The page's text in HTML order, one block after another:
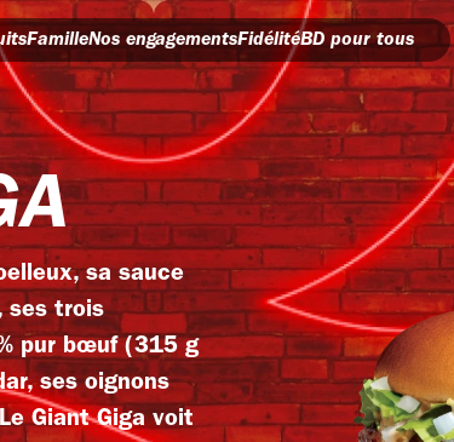
FamilleNos engagementsFidélitéBD pour tous
sa sauce
ses trois
pur bœuf (315 g
ses oignons
Giant Giga voit